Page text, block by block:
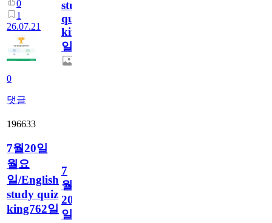
0
1
26.07.21
0
댓글
study
quiz
king763
일
196633
7월20일
월요
일/English
study quiz
king762일
7
월
20
일